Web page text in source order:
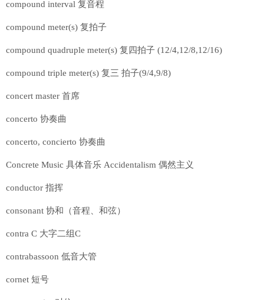
compound interval 复音程
compound meter(s) 复拍子
compound quadruple meter(s) 复四拍子 (12/4,12/8,12/16)
compound triple meter(s) 复三 拍子(9/4,9/8)
concert master 首席
concerto 协奏曲
concerto, concierto 协奏曲
Concrete Music 具体音乐 Accidentalism 偶然主义
conductor 指挥
consonant 协和（音程、和弦）
contra C 大字二组C
contrabassoon 低音大管
cornet 短号